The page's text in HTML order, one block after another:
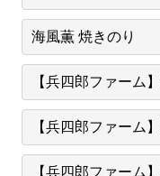
海風薫 焼きのり
【兵四郎ファーム
【兵四郎ファーム
【兵四郎ファーム